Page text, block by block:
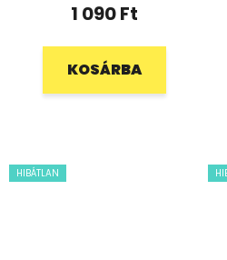
1 090 Ft
KOSÁRBA
HIBÁTLAN